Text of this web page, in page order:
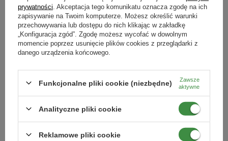
DODAJ DO KOSZYKA DODAJ DO KOSZYKA
prywatności . Akceptacja tego komunikatu oznacza zgodę na ich
zapisywanie na Twoim komputerze. Możesz określić warunki
przechowywania lub dostępu do nich klikając w zakładkę
„Konfiguracja zgód”. Zgodę możesz wycofać w dowolnym
momencie poprzez usunięcie plików cookies z przeglądarki z
danego urządzenia końcowego.
Funkcjonalne pliki cookie (niezbędne)
Zawsze
aktywne
Analityczne pliki cookie
Reklamowe pliki cookie